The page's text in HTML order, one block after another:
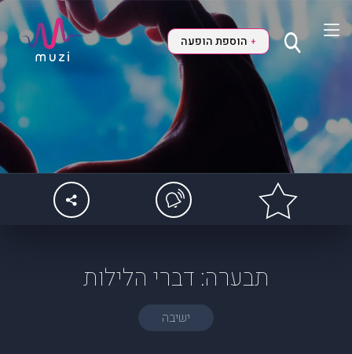
+ הוספת הופעה
תבערה: דברי הלילות
ישיבה